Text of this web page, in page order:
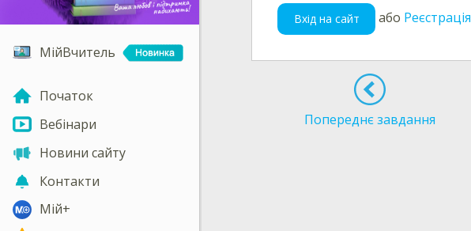
МійВчитель
Початок
Вебінари
Новини сайту
Контакти
Мій+
Вхід на сайт або Реєстрація
Попереднє завдання